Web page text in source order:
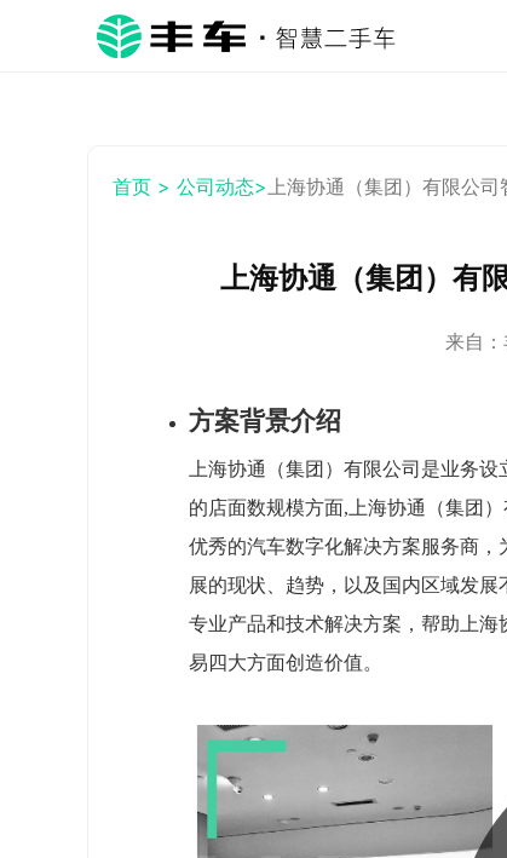
首页 > 公司动态>上海协通（集团）有限公
上海协通（集团）有
来自
方案背景介绍
上海协通（集团）有限公司是业务
的店面数规模方面,上海协通（集团
优秀的汽车数字化解决方案服务商
展的现状、趋势，以及国内区域发
专业产品和技术解决方案，帮助上
易四大方面创造价值。